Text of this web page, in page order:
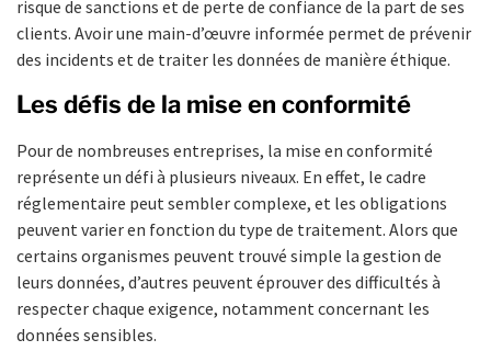
risque de sanctions et de perte de confiance de la part de ses
clients. Avoir une main-d’œuvre informée permet de prévenir
des incidents et de traiter les données de manière éthique.
Les défis de la mise en conformité
Pour de nombreuses entreprises, la mise en conformité
représente un défi à plusieurs niveaux. En effet, le cadre
réglementaire peut sembler complexe, et les obligations
peuvent varier en fonction du type de traitement. Alors que
certains organismes peuvent trouvé simple la gestion de
leurs données, d’autres peuvent éprouver des difficultés à
respecter chaque exigence, notamment concernant les
données sensibles.